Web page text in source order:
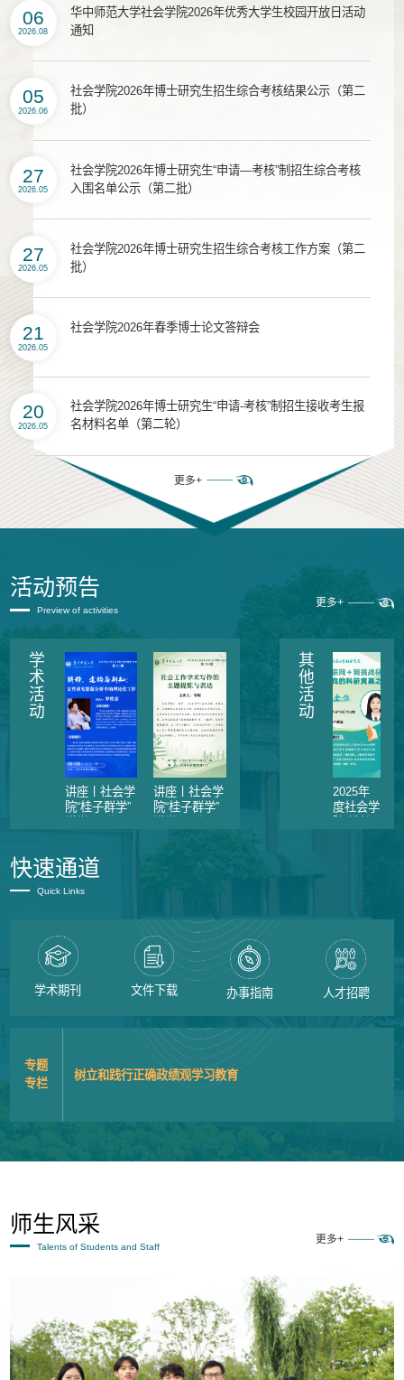
06
2026.08
华中师范大学社会学院2026年优秀大学生校园开放日活动
通知
05
2026.06
社会学院2026年博士研究生招生综合考核结果公示（第二
批）
27
2026.05
社会学院2026年博士研究生“申请—考核”制招生综合考核
入围名单公示（第二批）
27
2026.05
社会学院2026年博士研究生招生综合考核工作方案（第二
批）
21
2026.05
社会学院2026年春季博士论文答辩会
20
2026.05
社会学院2026年博士研究生“申请-考核”制招生接收考生报
名材料名单（第二轮）
更多+
活动预告
Preview of activities
更多+
学
术
活
动
讲座丨社会学
院“桂子群学”
讲座丨社会学
院“桂子群学”
其
他
活
动
2025年
度社会学
快速通道
Quick Links
学术期刊 文件下载 办事指南 人才招聘
专题
专栏
树立和践行正确政绩观学习教育
师生风采
Talents of Students and Staff
更多+